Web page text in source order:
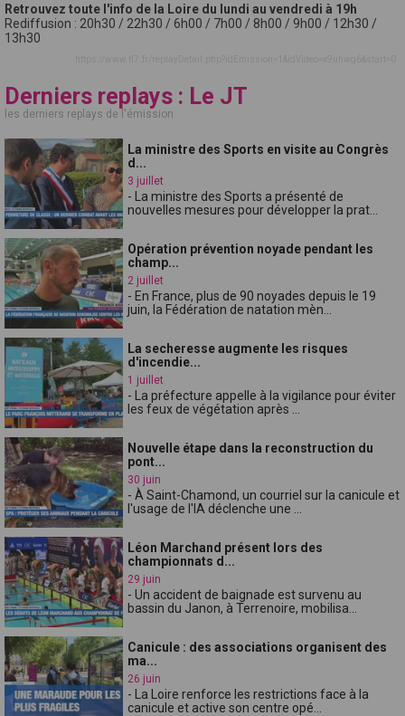
Retrouvez toute l'info de la Loire du lundi au vendredi à 19h
Rediffusion : 20h30 / 22h30 / 6h00 / 7h00 / 8h00 / 9h00 / 12h30 /
13h30
Derniers replays : Le JT
les derniers replays de l'émission
La ministre des Sports en visite au Congrès
d...
3 juillet
- La ministre des Sports a présenté de
nouvelles mesures pour développer la prat...
Opération prévention noyade pendant les
champ...
2 juillet
- En France, plus de 90 noyades depuis le 19
juin, la Fédération de natation mèn...
La secheresse augmente les risques
d'incendie...
1 juillet
- La préfecture appelle à la vigilance pour éviter
les feux de végétation après ...
Nouvelle étape dans la reconstruction du
pont...
30 juin
- À Saint-Chamond, un courriel sur la canicule et
l'usage de l'IA déclenche une ...
Léon Marchand présent lors des
championnats d...
29 juin
- Un accident de baignade est survenu au
bassin du Janon, à Terrenoire, mobilisa...
Canicule : des associations organisent des
ma...
26 juin
- La Loire renforce les restrictions face à la
canicule et active son centre opé...